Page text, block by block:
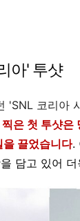
아' 투샷
'SNL 코리아
은 첫 투샷
끌었습니다.
담고 있어